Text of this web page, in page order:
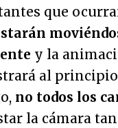
que
y la
al
no todos los
la cámara